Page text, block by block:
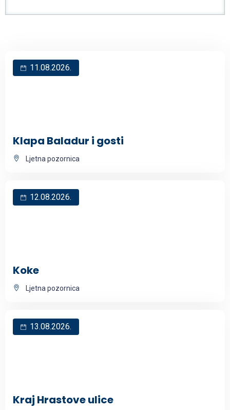
11.08.2026.
Klapa Baladur i gosti
Ljetna pozornica
12.08.2026.
Koke
Ljetna pozornica
13.08.2026.
Kraj Hrastove ulice